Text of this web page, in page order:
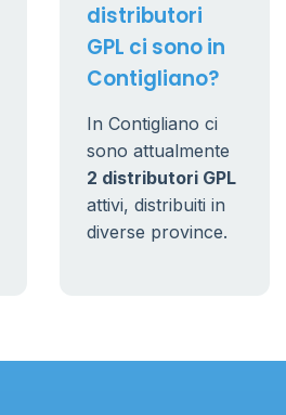
distributori
GPL ci sono in
Contigliano?
In Contigliano ci
sono attualmente
2 distributori GPL
attivi, distribuiti in
diverse province.